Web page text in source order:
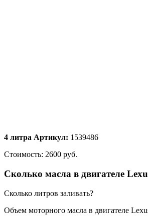
4 литра Артикул: 1539486
Стоимость: 2600 руб.
Сколько масла в двигателе
Сколько литров заливать?
Объем моторного масла в двигателе